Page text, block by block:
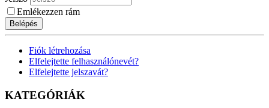
Emlékezzen rám
Belépés
Fiók létrehozása
Elfelejtette felhasználónevét?
Elfelejtette jelszavát?
KATEGÓRIÁK